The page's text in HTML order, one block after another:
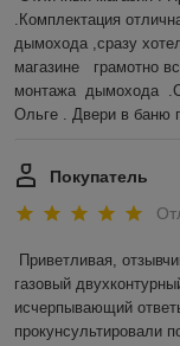
.Комплектация
дымохода ,сразу
магазине   грамотно
монтажа  дымохода
Ольге . Двери в баню
Покупатель
Приветливая,
газовый
исчерпывающий
прокунсультировали